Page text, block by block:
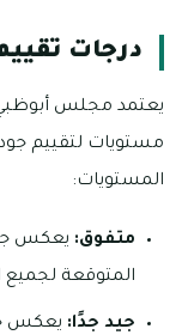
درجات
يعتمد مجلس
مستويات لتقييم
المستويات:
متفوق: يعكس
المتوقعة لجميع
جيد جدًا: يعكس